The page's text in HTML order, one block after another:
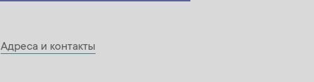
Адреса и контакты